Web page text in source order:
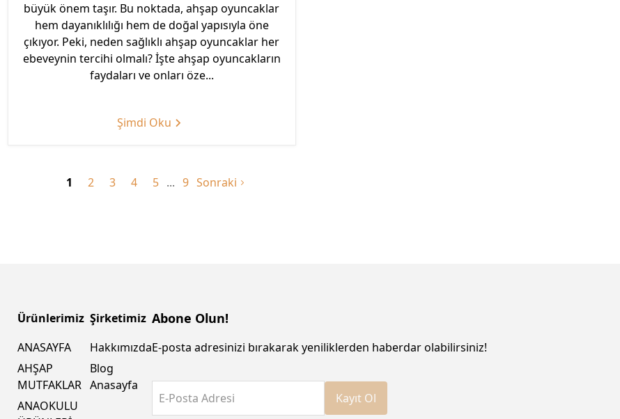
büyük önem taşır. Bu noktada, ahşap oyuncaklar
hem dayanıklılığı hem de doğal yapısıyla öne
çıkıyor. Peki, neden sağlıklı ahşap oyuncaklar her
ebeveynin tercihi olmalı? İşte ahşap oyuncakların
faydaları ve onları öze...
Şimdi Oku
1 2 3 4 5 9 Sonraki
Ürünlerimiz
ANASAYFA
AHŞAP
MUTFAKLAR
ANAOKULU
Şirketimiz
Hakkımızda
Blog
Anasayfa
Abone Olun!
E-posta adresinizi bırakarak yeniliklerden haberdar olabilirsiniz!
E-Posta Adresi Kayıt Ol